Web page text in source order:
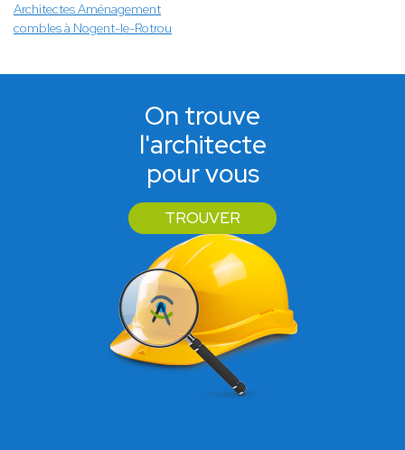
Architectes Aménagement
combles à Nogent-le-Rotrou
On trouve
l'architecte
pour vous
TROUVER